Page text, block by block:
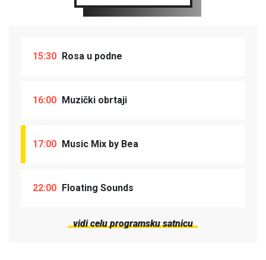
15:30 Rosa u podne
16:00 Muzički obrtaji
17:00 Music Mix by Bea
22:00 Floating Sounds
vidi celu programsku satnicu